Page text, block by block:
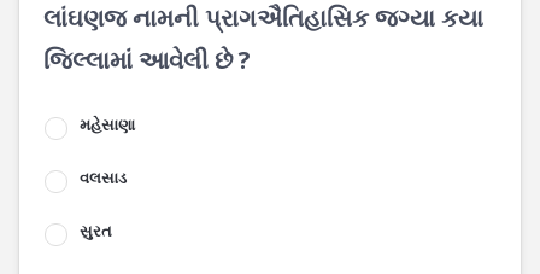
લાંઘણજ નામની પ્રાગઐતિહાસિક જગ્યા કયા
જિલ્લામાં આવેલી છે ?
મહેસાણા
વલસાડ
સુરત